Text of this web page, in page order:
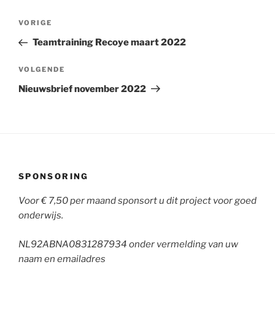
Bericht
Vorig
bericht
VORIGE
Teamtraining Recoye maart 2022
Volgend
bericht
VOLGENDE
Nieuwsbrief november 2022
SPONSORING
Voor € 7,50 per maand sponsort u dit project voor goed
onderwijs.
NL92ABNA0831287934 onder vermelding van uw
naam en emailadres